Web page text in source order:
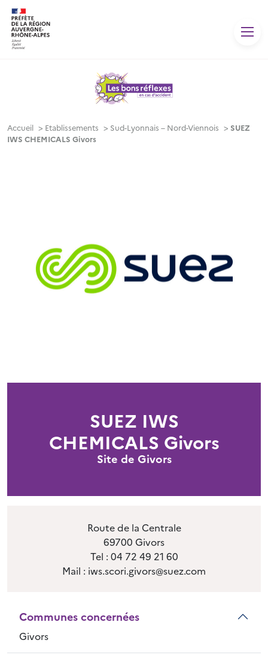
Accueil > Etablissements > Sud-Lyonnais – Nord-Viennois > SUEZ
IWS CHEMICALS Givors
SUEZ IWS
CHEMICALS Givors
Site de Givors
Route de la Centrale
69700 Givors
Tel : 04 72 49 21 60
Mail : iws.scori.givors@suez.com
Communes concernées
Givors
Panneau de gestion des cookies